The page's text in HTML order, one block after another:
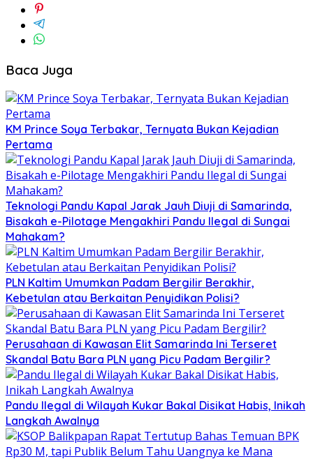
Baca Juga
KM Prince Soya Terbakar, Ternyata Bukan Kejadian
Pertama
Teknologi Pandu Kapal Jarak Jauh Diuji di Samarinda,
Bisakah e-Pilotage Mengakhiri Pandu Ilegal di Sungai
Mahakam?
PLN Kaltim Umumkan Padam Bergilir Berakhir,
Kebetulan atau Berkaitan Penyidikan Polisi?
Perusahaan di Kawasan Elit Samarinda Ini Terseret
Skandal Batu Bara PLN yang Picu Padam Bergilir?
Pandu Ilegal di Wilayah Kukar Bakal Disikat Habis, Inikah
Langkah Awalnya